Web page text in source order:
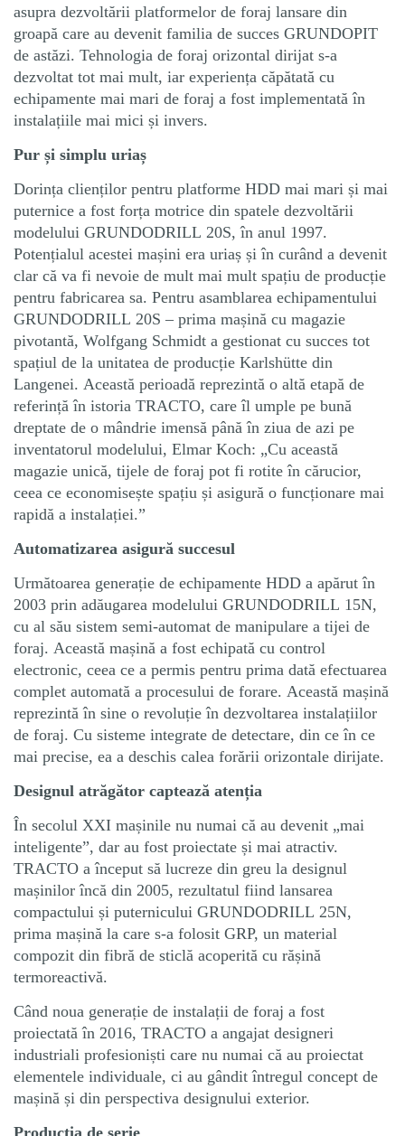
asupra dezvoltării platformelor de foraj lansare din
groapă care au devenit familia de succes GRUNDOPIT
de astăzi. Tehnologia de foraj orizontal dirijat s-a
dezvoltat tot mai mult, iar experiența căpătată cu
echipamente mai mari de foraj a fost implementată în
instalațiile mai mici și invers.
Pur și simplu uriaș
Dorința clienților pentru platforme HDD mai mari și mai
puternice a fost forța motrice din spatele dezvoltării
modelului GRUNDODRILL 20S, în anul 1997.
Potențialul acestei mașini era uriaș și în curând a devenit
clar că va fi nevoie de mult mai mult spațiu de producție
pentru fabricarea sa. Pentru asamblarea echipamentului
GRUNDODRILL 20S – prima mașină cu magazie
pivotantă, Wolfgang Schmidt a gestionat cu succes tot
spațiul de la unitatea de producție Karlshütte din
Langenei. Această perioadă reprezintă o altă etapă de
referință în istoria TRACTO, care îl umple pe bună
dreptate de o mândrie imensă până în ziua de azi pe
inventatorul modelului, Elmar Koch: „Cu această
magazie unică, tijele de foraj pot fi rotite în cărucior,
ceea ce economisește spațiu și asigură o funcționare mai
rapidă a instalației.”
Automatizarea asigură succesul
Următoarea generație de echipamente HDD a apărut în
2003 prin adăugarea modelului GRUNDODRILL 15N,
cu al său sistem semi-automat de manipulare a tijei de
foraj. Această mașină a fost echipată cu control
electronic, ceea ce a permis pentru prima dată efectuarea
complet automată a procesului de forare. Această mașină
reprezintă în sine o revoluție în dezvoltarea instalațiilor
de foraj. Cu sisteme integrate de detectare, din ce în ce
mai precise, ea a deschis calea forării orizontale dirijate.
Designul atrăgător captează atenția
În secolul XXI mașinile nu numai că au devenit „mai
inteligente”, dar au fost proiectate și mai atractiv.
TRACTO a început să lucreze din greu la designul
mașinilor încă din 2005, rezultatul fiind lansarea
compactului și puternicului GRUNDODRILL 25N,
prima mașină la care s-a folosit GRP, un material
compozit din fibră de sticlă acoperită cu rășină
termoreactivă.
Când noua generație de instalații de foraj a fost
proiectată în 2016, TRACTO a angajat designeri
industriali profesioniști care nu numai că au proiectat
elementele individuale, ci au gândit întregul concept de
mașină și din perspectiva designului exterior.
Producția de serie